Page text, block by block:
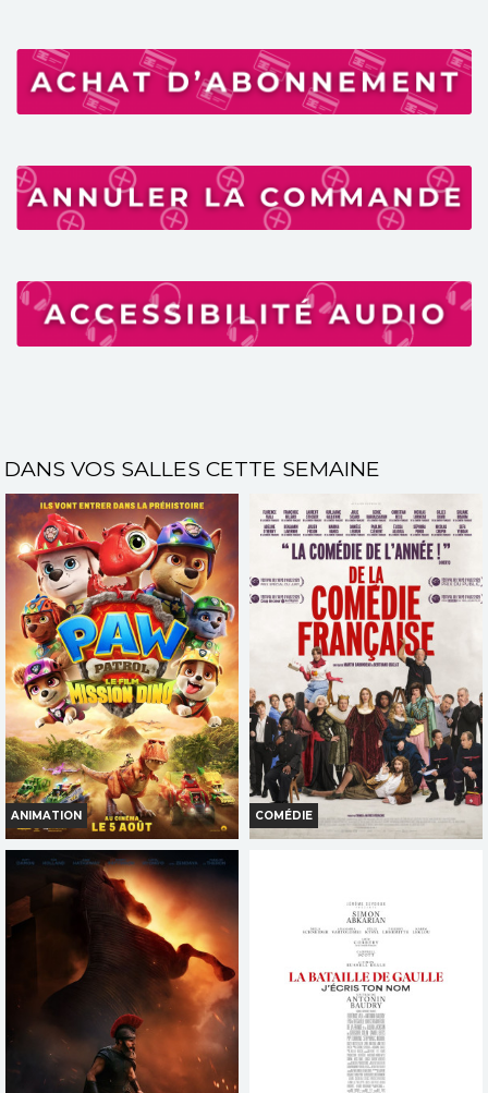
DANS VOS SALLES CETTE SEMAINE
ANIMATION
LA PAT' PATROUILLE : LE FILM
MISSION DINO
Horaires et Infos
Bande-annonce
Réservation
TOUT PUBLIC
VF
HI
COMÉDIE
Horaires et Infos
Bande-annonce
Réservation
TOUT PUBLIC